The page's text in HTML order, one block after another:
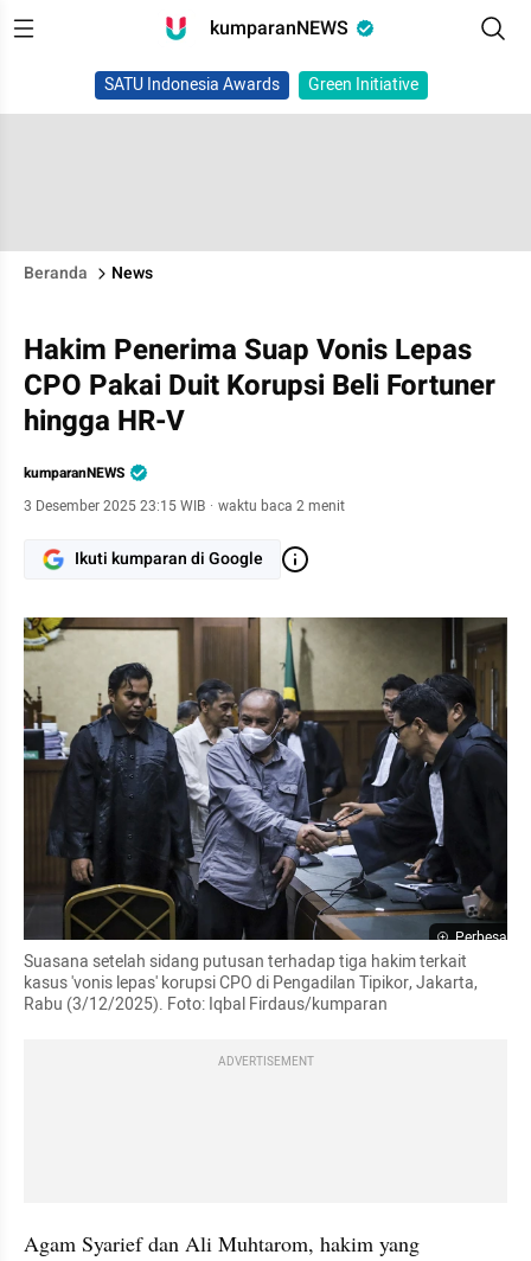
kumparanNEWS
SATU Indonesia Awards Green Initiative
Beranda News
Hakim Penerima Suap Vonis Lepas
CPO Pakai Duit Korupsi Beli Fortuner
hingga HR-V
kumparanNEWS
3 Desember 2025 23:15 WIB · waktu baca 2 menit
Ikuti kumparan di Google
Perbesar
Suasana setelah sidang putusan terhadap tiga hakim terkait
kasus 'vonis lepas' korupsi CPO di Pengadilan Tipikor, Jakarta,
Rabu (3/12/2025). Foto: Iqbal Firdaus/kumparan
ADVERTISEMENT
Agam Syarief dan Ali Muhtarom, hakim yang